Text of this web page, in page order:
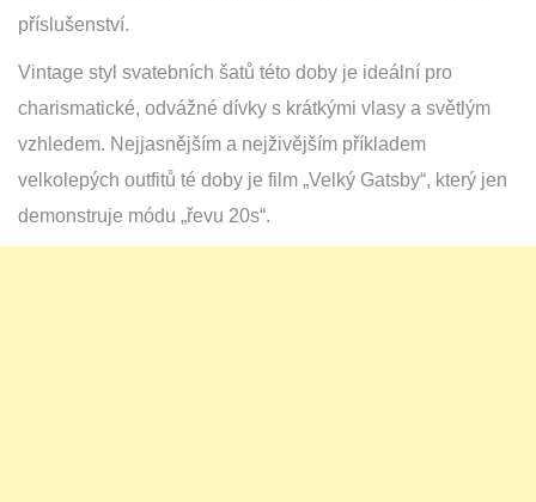
příslušenství.
Vintage styl svatebních šatů této doby je ideální pro
charismatické, odvážné dívky s krátkými vlasy a světlým
vzhledem. Nejjasnějším a nejživějším příkladem
velkolepých outfitů té doby je film „Velký Gatsby“, který jen
demonstruje módu „řevu 20s“.